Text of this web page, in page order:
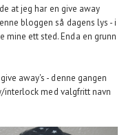
at jeg har en give away
bloggen så dagens lys - i
mine ett sted. Enda en grunn
away's - denne gangen
interlock med valgfritt navn